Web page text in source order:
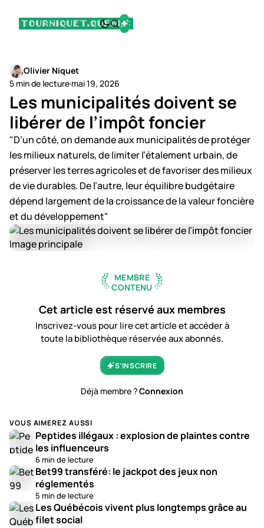
Olivier Niquet
5 min de lecture·mai 19, 2026
Les municipalités doivent se
libérer de l’impôt foncier
"D’un côté, on demande aux municipalités de protéger
les milieux naturels, de limiter l’étalement urbain, de
préserver les terres agricoles et de favoriser des milieux
de vie durables. De l’autre, leur équilibre budgétaire
dépend largement de la croissance de la valeur foncière
et du développement"
MEMBRE
CONTENU
Cet article est réservé aux membres
Inscrivez-vous pour lire cet article et accéder à
toute la bibliothèque réservée aux abonnés.
S’INSCRIRE
Déjà membre ?Connexion
VOUS AIMEREZ AUSSI
Peptides illégaux : explosion de plaintes contre
les influenceurs
6 min de lecture
Bet99 transféré: le jackpot des jeux non
réglementés
5 min de lecture
Les Québécois vivent plus longtemps grâce au
filet social